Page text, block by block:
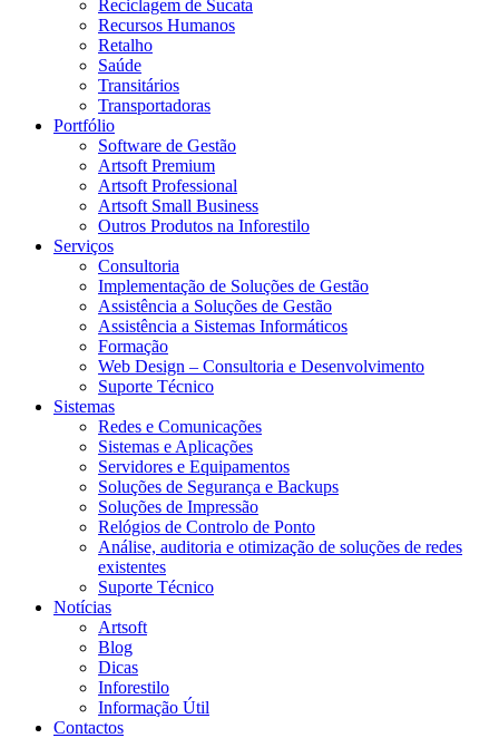
Reciclagem de Sucata
Recursos Humanos
Retalho
Saúde
Transitários
Transportadoras
Portfólio
Software de Gestão
Artsoft Premium
Artsoft Professional
Artsoft Small Business
Outros Produtos na Inforestilo
Serviços
Consultoria
Implementação de Soluções de Gestão
Assistência a Soluções de Gestão
Assistência a Sistemas Informáticos
Formação
Web Design – Consultoria e Desenvolvimento
Suporte Técnico
Sistemas
Redes e Comunicações
Sistemas e Aplicações
Servidores e Equipamentos
Soluções de Segurança e Backups
Soluções de Impressão
Relógios de Controlo de Ponto
Análise, auditoria e otimização de soluções de redes
existentes
Suporte Técnico
Notícias
Artsoft
Blog
Dicas
Inforestilo
Informação Útil
Contactos